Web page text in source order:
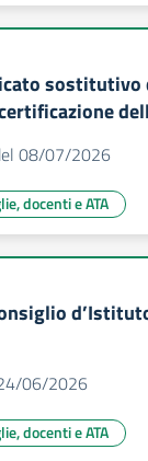
sostitutivo
08/07/2026
docenti e ATA
06/2026
docenti e ATA